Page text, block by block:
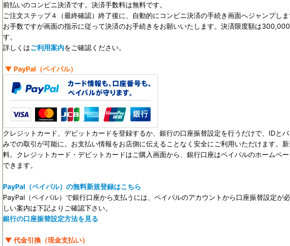
前払いのコンビニ決済です。決済手数料は無料です。
ご注文ステップ４（最終確認）終了後に、自動的にコンビニ決済の手続き画面へジャンプしま
お手数ですが画面の指示に従って決済のお手続きをお願いいたします。決済限度額は
す。
詳しくはご利用案内をご確認ください。
▼ PayPal （ペイパル）
クレジットカード、デビットカードを登録するか、銀行の口座振替設定を行うだけで、IDと
みでの取引が可能に。お支払い情報をお店側に伝えることなく安全にご利用いただけます。
料。クレジットカード・デビットカードはご購入画面から、銀行口座はペイパルのホームペ
できます。
PayPal（ペイパル）の無料新規登録はこちら
PayPal（ペイパル）で銀行口座から支払うには、ペイパルのアカウントから口座振替設定が
しい案内は下記よりご確認下さい。
銀行の口座振替設定方法を見る
▼ 代金引換（現金支払い）